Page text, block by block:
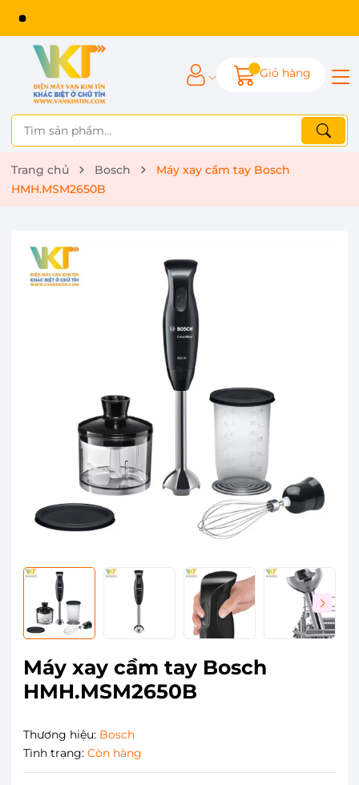
Giỏ hàng
Trang chủ Bosch
Máy xay cầm tay Bosch
HMH.MSM2650B
Máy xay cầm tay Bosch
HMH.MSM2650B
Thương hiệu: Bosch
Tình trạng: Còn hàng